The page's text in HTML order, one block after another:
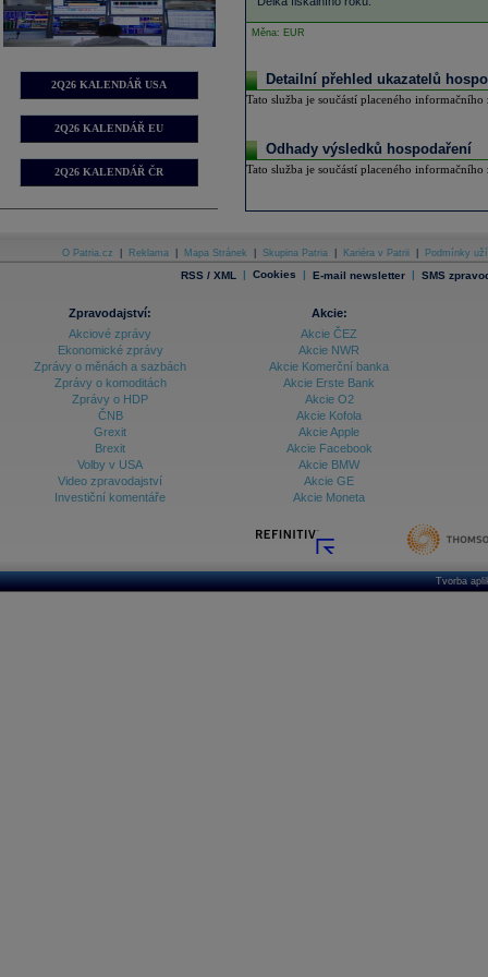
2Q26 KALENDÁŘ USA
2Q26 KALENDÁŘ EU
2Q26 KALENDÁŘ ČR
Měna: EUR
Detailní přehled ukazatelů
Tato služba je součástí placeného
Odhady výsledků hospodaření
Tato služba je součástí placeného
O Patria.cz Reklama Mapa Stránek Skupina Patria Kariéra v Patrii Podmínky
RSS / XML | Cookies | E-mail newsletter | SMS
Zpravodajství:
Akciové zprávy
Ekonomické zprávy
Zprávy o měnách a sazbách
Zprávy o komoditách
Zprávy o HDP
ČNB
Grexit
Brexit
Volby v USA
Video zpravodajství
Investiční komentáře
Akcie:
Akcie ČEZ
Akcie NWR
Akcie Komerční banka
Akcie Erste Bank
Akcie O2
Akcie Kofola
Akcie Apple
Akcie Facebook
Akcie BMW
Akcie GE
Akcie Moneta
Tvorba